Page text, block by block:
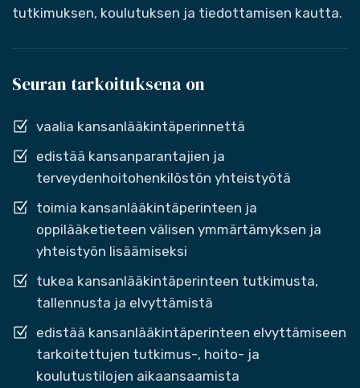
tutkimuksen, koulutuksen ja tiedottamisen kautta.
Seuran tarkoituksena on
vaalia kansanlääkintäperinnettä
edistää kansanparantajien ja
terveydenhoitohenkilöstön yhteistyötä
toimia kansanlääkintäperinteen ja
oppilääketieteen välisen ymmärtämyksen ja
yhteistyön lisäämiseksi
tukea kansanlääkintäperinteen tutkimusta,
tallennusta ja elvyttämistä
edistää kansanlääkintäperinteen elvyttämiseen
tarkoitettujen tutkimus-, hoito- ja
koulutustilojen aikaansaamista